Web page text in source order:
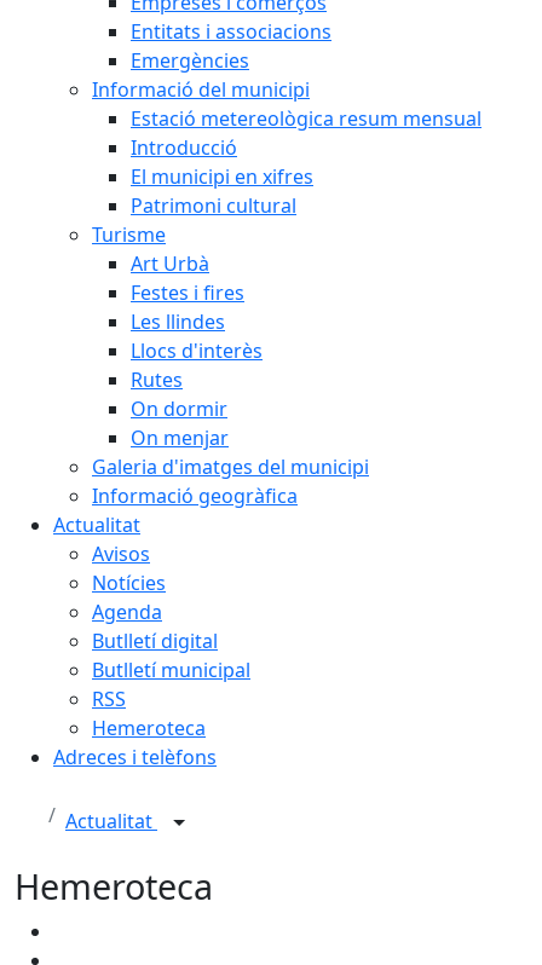
Entitats i associacions
Emergències
Informació del municipi
Estació metereològica resum mensual
Introducció
El municipi en xifres
Patrimoni cultural
Turisme
Art Urbà
Festes i fires
Les llindes
Llocs d'interès
Rutes
On dormir
On menjar
Galeria d'imatges del municipi
Informació geogràfica
Actualitat
Avisos
Notícies
Agenda
Butlletí digital
Butlletí municipal
RSS
Hemeroteca
Adreces i telèfons
Actualitat
Hemeroteca